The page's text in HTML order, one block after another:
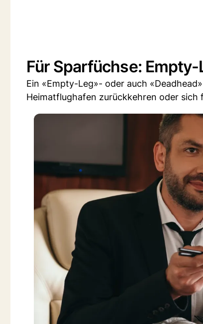
Für Sparfüchse:
Ein «Empty-Leg»- oder auch
Heimatflughafen zurückkehren oder